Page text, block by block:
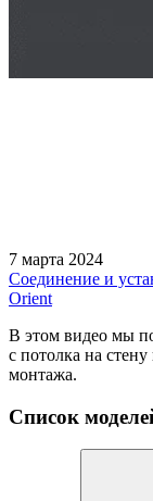
7 марта 2024
Соединение и
Orient
В этом видео мы
с потолка на
монтажа.
Список